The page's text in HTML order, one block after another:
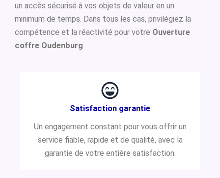
un accès sécurisé à vos objets de valeur en un
minimum de temps. Dans tous les cas, privilégiez la
compétence et la réactivité pour votre Ouverture
coffre Oudenburg.
Satisfaction garantie
Un engagement constant pour vous offrir un
service fiable, rapide et de qualité, avec la
garantie de votre entière satisfaction.